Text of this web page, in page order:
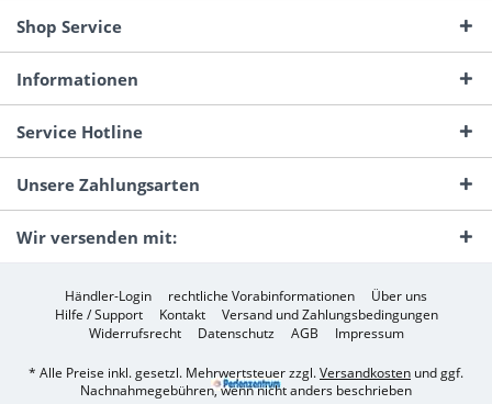
Shop Service
Informationen
Service Hotline
Unsere Zahlungsarten
Wir versenden mit:
Händler-Login rechtliche Vorabinformationen
Über uns
Hilfe / Support
Kontakt
Versand und Zahlungsbedingungen
Widerrufsrecht
Datenschutz AGB Impressum
* Alle Preise inkl. gesetzl. Mehrwertsteuer zzgl.Versandkosten und ggf.
Nachnahmegebühren, wenn nicht anders beschrieben